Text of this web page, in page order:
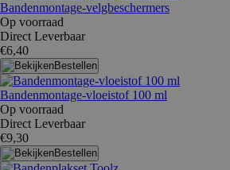
Bandenmontage-velgbeschermers
Op voorraad
Direct Leverbaar
€6,40
Bestellen
Bandenmontage-vloeistof 100 ml
Op voorraad
Direct Leverbaar
€9,30
Bestellen